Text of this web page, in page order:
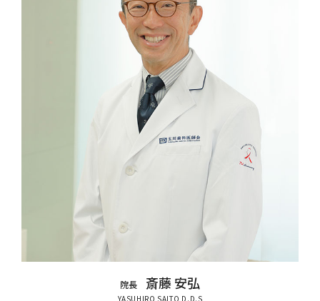
院長 斎藤 安弘
YASUHIRO SAITO D.D.S